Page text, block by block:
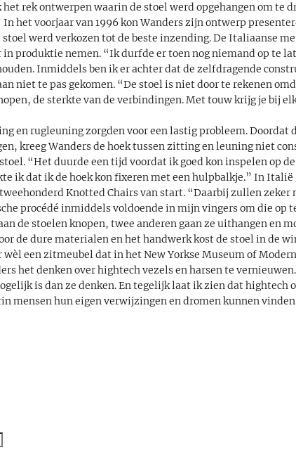
rek ontwerpen waarin de stoel werd opgehangen om te
het voorjaar van 1996 kon Wanders zijn ontwerp
werd verkozen tot de beste inzending. De Italiaanse
produktie nemen. “Ik durfde er toen nog niemand op te
Inmiddels ben ik er achter dat de zelfdragende
niet te pas gekomen. “De stoel is niet door te rekenen
de sterkte van de verbindingen. Met touw krijg je bij
en rugleuning zorgden voor een lastig probleem. Doordat
kreeg Wanders de hoek tussen zitting en leuning niet
“Het duurde een tijd voordat ik goed kon inspelen op
ik dat ik de hoek kon fixeren met een hulpbalkje.” In Italië
Knotted Chairs van start. “Daarbij zullen
procédé inmiddels voldoende in mijn vingers om die op
de stoelen knopen, twee anderen gaan ze uithangen en
de dure materialen en het handwerk kost de stoel in de
een zitmeubel dat in het New Yorkse Museum of
het denken over hightech vezels en harsen te
is dan ze denken. En tegelijk laat ik zien dat hightech
mensen hun eigen verwijzingen en dromen kunnen